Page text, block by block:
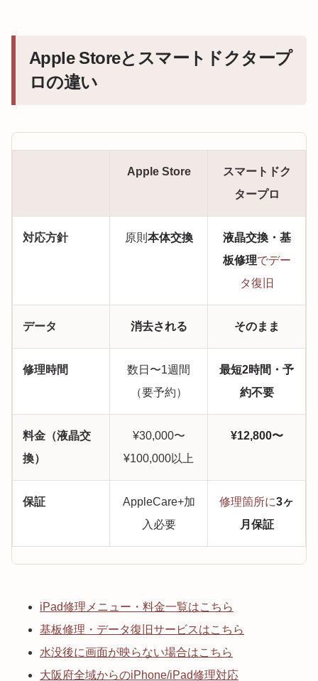
Apple Storeとスマートドクタープ
ロの違い
Apple Store
スマートドク
タープロ
対応方針 原則 本体交換
液晶交換・基
板修理でデー
タ復旧
データ 消去される そのまま
修理時間
数日〜1週間
（要予約）
最短2時間・予
約不要
料金（液晶交
換）
¥30,000〜
¥100,000以上
¥12,800〜
保証
AppleCare+加
入必要
修理箇所に3ヶ
月保証
iPad修理メニュー・料金一覧はこちら
基板修理・データ復旧サービスはこちら
水没後に画面が映らない場合はこちら
大阪府全域からのiPhone/iPad修理対応